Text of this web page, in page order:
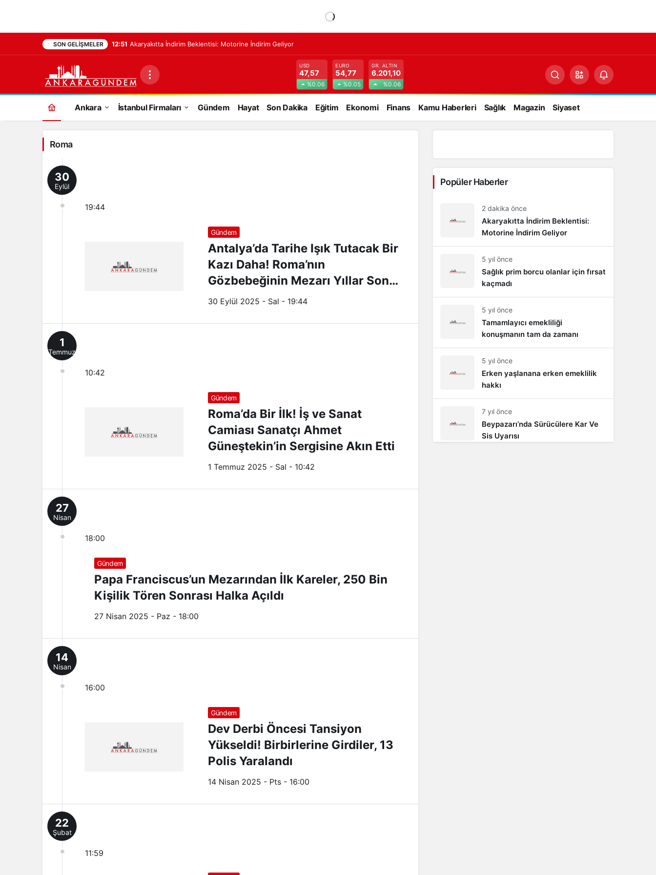
SON GELIŞMELER 12:51 Akaryakıtta İndirim Beklentisi: Motorine İndirim Geliyor
Roma
Haberleri
USD
47,57
%0.06
EURO
54,77
%0.05
GR. ALTIN
6.201,10
%0.06
Ankara İstanbul Firmaları Gündem Hayat Son Dakika Eğitim Ekonomi Finans Kamu Haberleri Sağlık Magazin Siyaset
Roma
30
Eylül
19:44
Gündem
Antalya’da Tarihe Işık Tutacak Bir
Kazı Daha! Roma’nın
Gözbebeğinin Mezarı Yıllar Sonra
Ortaya Çıktı
30 Eylül 2025 - Sal - 19:44
1
Temmuz
10:42
Gündem
Roma’da Bir İlk! İş ve Sanat
Camiası Sanatçı Ahmet
Güneştekin’in Sergisine Akın Etti
1 Temmuz 2025 - Sal - 10:42
27
Nisan
18:00
Gündem
Papa Franciscus’un Mezarından İlk Kareler, 250 Bin
Kişilik Tören Sonrası Halka Açıldı
27 Nisan 2025 - Paz - 18:00
14
Nisan
16:00
Gündem
Dev Derbi Öncesi Tansiyon
Yükseldi! Birbirlerine Girdiler, 13
Polis Yaralandı
14 Nisan 2025 - Pts - 16:00
22
Şubat
11:59
Popüler Haberler
2 dakika önce
Akaryakıtta İndirim Beklentisi:
Motorine İndirim Geliyor
5 yıl önce
Sağlık prim borcu olanlar için fırsat
kaçmadı
5 yıl önce
Tamamlayıcı emekliliği
konuşmanın tam da zamanı
5 yıl önce
Erken yaşlanana erken emeklilik
hakkı
7 yıl önce
Beypazarı’nda Sürücülere Kar Ve
Sis Uyarısı